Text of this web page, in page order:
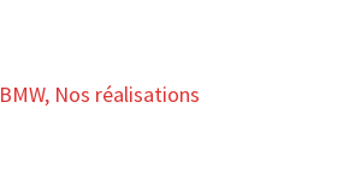
BMW, Nos réalisations